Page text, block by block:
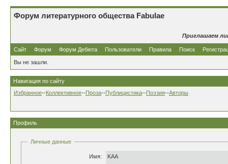
Форум литературного общества Fabulae
Приглашаем
Сайт Форум Форум Дебюта Пользователи Правила Поиск
Вы не зашли.
Навигация по сайту
Избранное--Коллективное--Проза--Публицистика--Поэзия--Авторы
Профиль
Личные данные
Имя:
KAA